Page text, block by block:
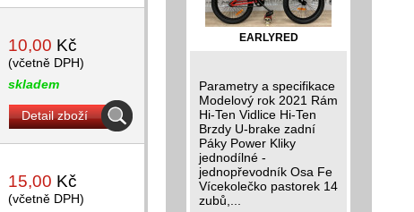
10,00 Kč
(včetně DPH)
skladem
Detail zboží
15,00 Kč
(včetně DPH)
EARLYRED
Parametry a specifikace
Modelový rok 2021 Rám
Hi-Ten Vidlice Hi-Ten
Brzdy U-brake zadní
Páky Power Kliky
jednodílné -
jednopřevodník Osa Fe
Vícekolečko pastorek 14
zubů,...